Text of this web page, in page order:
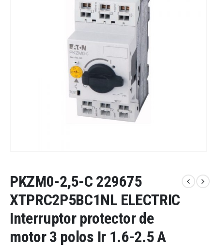
PKZM0-2,5-C 229675
XTPRC2P5BC1NL ELECTRIC
Interruptor protector de
motor 3 polos Ir 1.6-2.5 A